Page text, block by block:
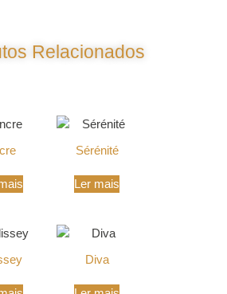
Relacionados
Sérénité
Ler mais
Diva